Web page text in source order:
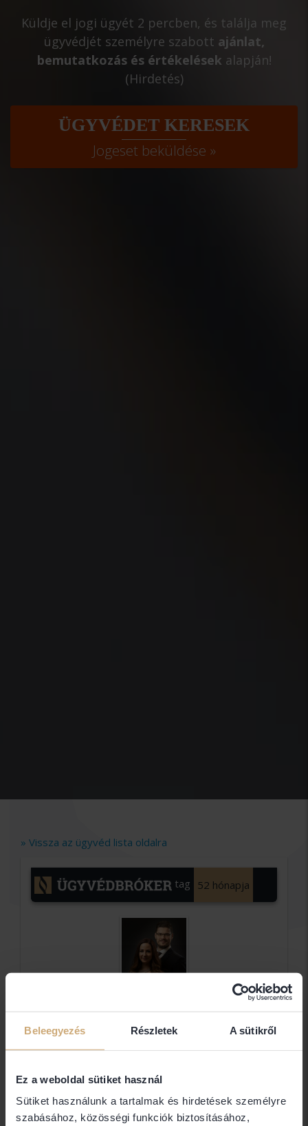
Beleegyezés Részletek A sütikről
Ez a weboldal sütiket használ
Sütiket használunk a tartalmak és hirdetések személyre
szabásához, közösségi funkciók biztosításához,
Küldje el jogi ügyét 2 percben, és találja meg
ügyvédjét személyre szabott ajánlat,
bemutatkozás és értékelések alapján!
(Hirdetés)
ÜGYVÉDET KERESEK
Jogeset beküldése »
» Vissza az ügyvéd lista oldalra
tag 52 hónapja
Biró-
Ügyvédi
Iroda